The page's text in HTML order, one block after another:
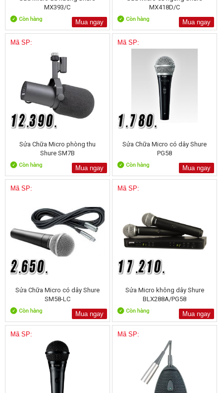
MX393/C
Mua ngay
MX418D/C
Mua ngay
Mã SP:
Sửa Chữa Micro phòng thu
Shure SM7B
Mua ngay
Mã SP:
Sửa Chữa Micro có dây Shure
PG58
Mua ngay
Mã SP:
Sửa Chữa Micro có dây Shure
SM58-LC
Mua ngay
Mã SP:
Sửa Micro không dây Shure
BLX288A/PG58
Mua ngay
Mã SP: Mã SP: